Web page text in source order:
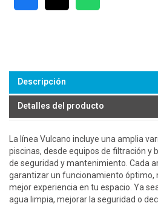
Descripción
Detalles del producto
La línea Vulcano incluye una amplia
piscinas, desde equipos de filtración y
de seguridad y mantenimiento. Cada
garantizar un funcionamiento óptimo,
mejor experiencia en tu espacio. Ya
agua limpia, mejorar la seguridad o